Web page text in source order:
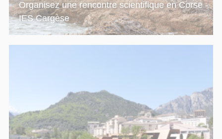
Organisez une rencontre scientifique en Corse -
IES Cargèse